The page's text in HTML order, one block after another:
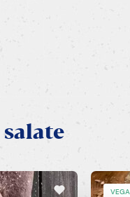
salate